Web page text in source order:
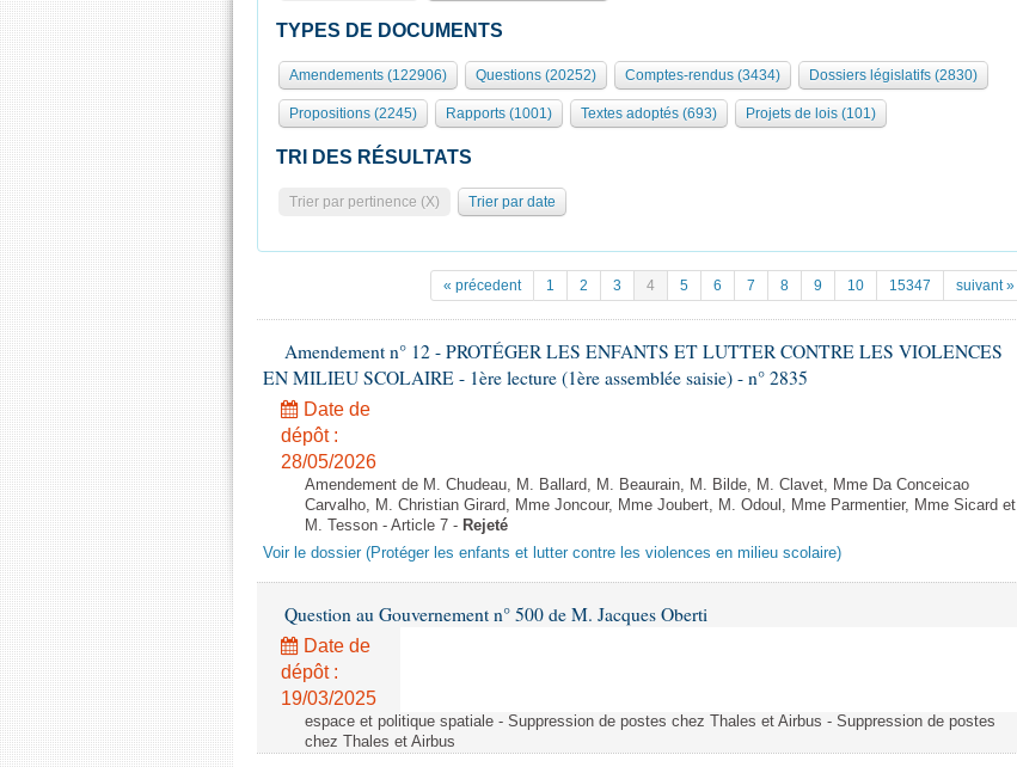
TYPES DE DOCUMENTS
Amendements (122906) Questions (20252) Comptes-rendus (3434) Dossiers législatifs (2830)
Propositions (2245) Rapports (1001) Textes adoptés (693) Projets de lois (101)
TRI DES RÉSULTATS
Trier par pertinence (X) Trier par date
« précedent 1 2 3 4 5 6 7 8 9 10 15347 suivant »
Amendement n° 12 - PROTÉGER LES ENFANTS ET LUTTER CONTRE LES VIOLENCES
EN MILIEU SCOLAIRE - 1ère lecture (1ère assemblée saisie) - n° 2835
Date de
dépôt :
28/05/2026
Amendement de M. Chudeau, M. Ballard, M. Beaurain, M. Bilde, M. Clavet, Mme Da Conceicao
Carvalho, M. Christian Girard, Mme Joncour, Mme Joubert, M. Odoul, Mme Parmentier, Mme Sicard et
M. Tesson - Article 7 - Rejeté
Voir le dossier (Protéger les enfants et lutter contre les violences en milieu scolaire)
Question au Gouvernement n° 500 de M. Jacques Oberti
Date de
dépôt :
19/03/2025
espace et politique spatiale - Suppression de postes chez Thales et Airbus - Suppression de postes
chez Thales et Airbus